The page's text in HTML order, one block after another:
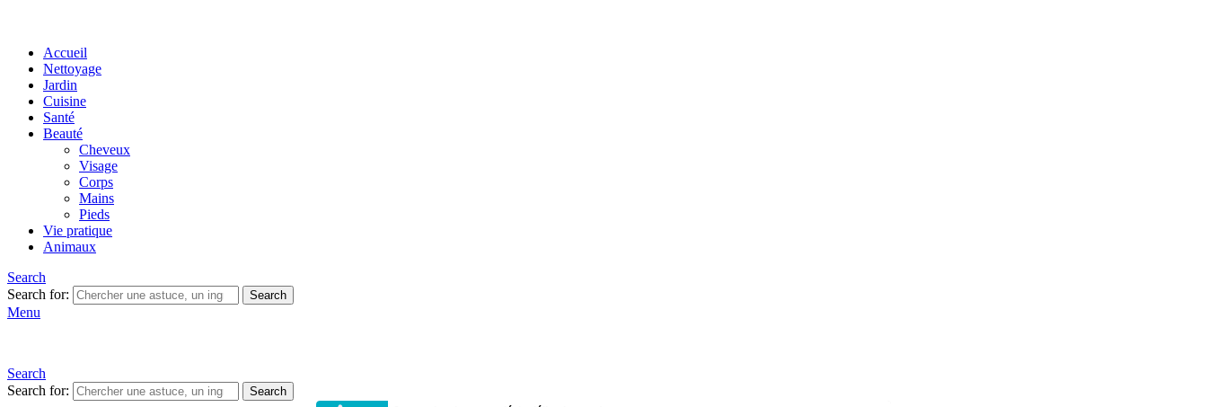
Accueil
Nettoyage
Jardin
Cuisine
Santé
Beauté
Cheveux
Visage
Corps
Mains
Pieds
Vie pratique
Animaux
Search
Search for:
Search
Menu
Search
Search for:
Search